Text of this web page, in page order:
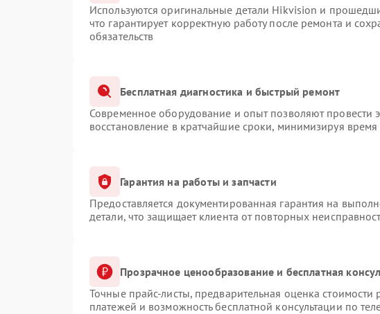
Используются оригинальные детали Hikvision и
что гарантирует корректную работу после ремонта и
обязательств
Бесплатная диагностика и быстрый ремонт
Современное оборудование и опыт позволяют провести
восстановление в кратчайшие сроки, минимизируя время
Гарантия на работы и запчасти
Предоставляется документированная гарантия на
детали, что защищает клиента от повторных
Прозрачное ценообразование и бесплатная
Точные прайс-листы, предварительная оценка стоимости
платежей и возможность бесплатной консультации по